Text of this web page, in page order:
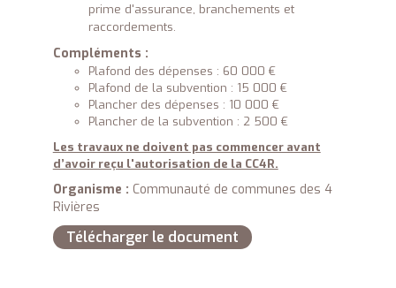
prime d'assurance, branchements et
raccordements.
Compléments :
Plafond des dépenses : 60 000 €
Plafond de la subvention : 15 000 €
Plancher des dépenses : 10 000 €
Plancher de la subvention : 2 500 €
Les travaux ne doivent pas commencer avant
d’avoir reçu l'autorisation de la CC4R.
Organisme : Communauté de communes des 4
Rivières
Télécharger le document